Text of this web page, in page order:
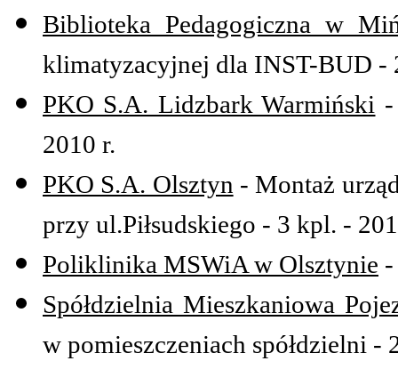
Biblioteka Pedagogiczna w
klimatyzacyjnej dla INST-BUD -
PKO S.A. Lidzbark Warmiński
2010 r.
PKO S.A. Olsztyn - Montaż
przy ul.Piłsudskiego - 3 kpl. -
Poliklinika MSWiA w Olsztynie
Spółdzielnia Mieszkaniowa
w pomieszczeniach spółdzielni -